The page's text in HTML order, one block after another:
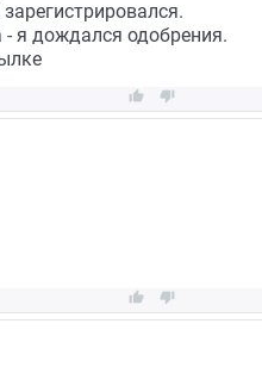
я дождался одобрения.
 
 